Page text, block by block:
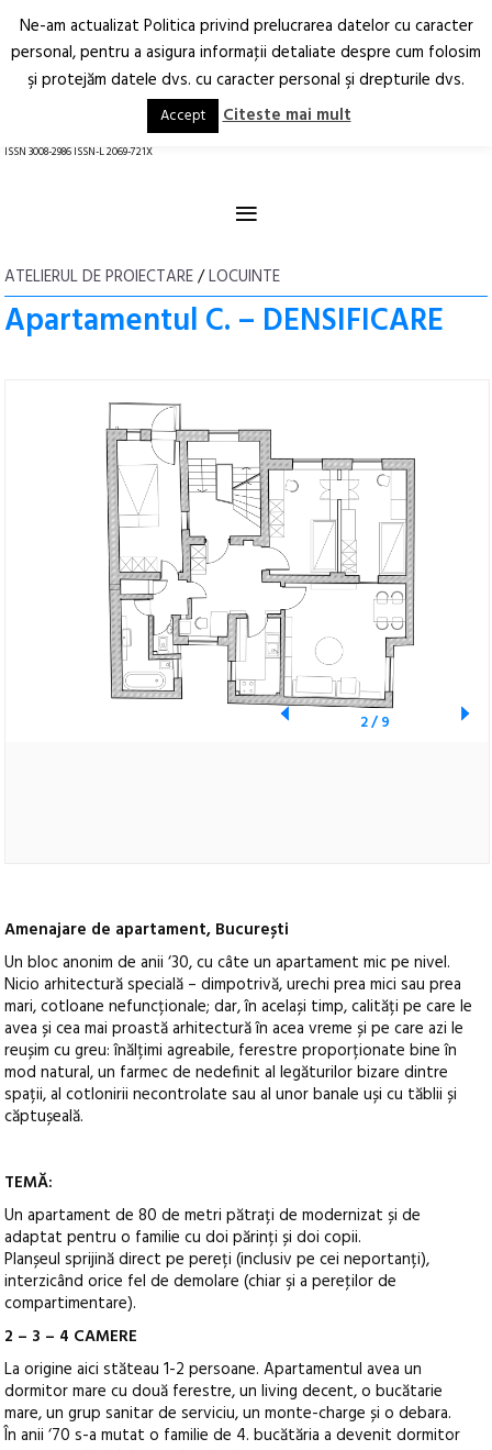
Arhitectură.
Oraș.
RO EN
ISSN 3008-2986 ISSN-L 2069-721X
≡
ATELIERUL DE PROIECTARE/LOCUINTE
Apartamentul C. – DENSIFICARE
2/9
Amenajare de apartament, București
Un bloc anonim de anii ‘30, cu câte un apartament mic pe nivel.
Nicio arhitectură specială – dimpotrivă, urechi prea mici sau prea
mari, cotloane nefuncționale; dar, în același timp, calități pe care le
avea și cea mai proastă arhitectură în acea vreme și pe care azi le
reușim cu greu: înălțimi agreabile, ferestre proporționate bine în
mod natural, un farmec de nedefinit al legăturilor bizare dintre
spații, al cotlonirii necontrolate sau al unor banale uși cu tăblii și
căptușeală.
TEMĂ:
Un apartament de 80 de metri pătrați de modernizat și de
adaptat pentru o familie cu doi părinți și doi copii.
Planșeul sprijină direct pe pereți (inclusiv pe cei neportanți),
interzicând orice fel de demolare (chiar şi a pereţilor de
compartimentare).
2 – 3 – 4 CAMERE
La origine aici stăteau 1-2 persoane. Apartamentul avea un
dormitor mare cu două ferestre, un living decent, o bucătarie
mare, un grup sanitar de serviciu, un monte-charge și o debara.
În anii ‘70 s-a mutat o familie de 4. bucătăria a devenit dormitor
Ne-am actualizat Politica privind prelucrarea datelor cu caracter
personal, pentru a asigura informaţii detaliate despre cum folosim
şi protejăm datele dvs. cu caracter personal şi drepturile dvs.
Accept Citeste mai mult